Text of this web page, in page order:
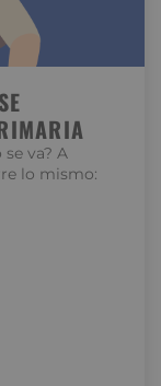
se va? A
lo mismo: